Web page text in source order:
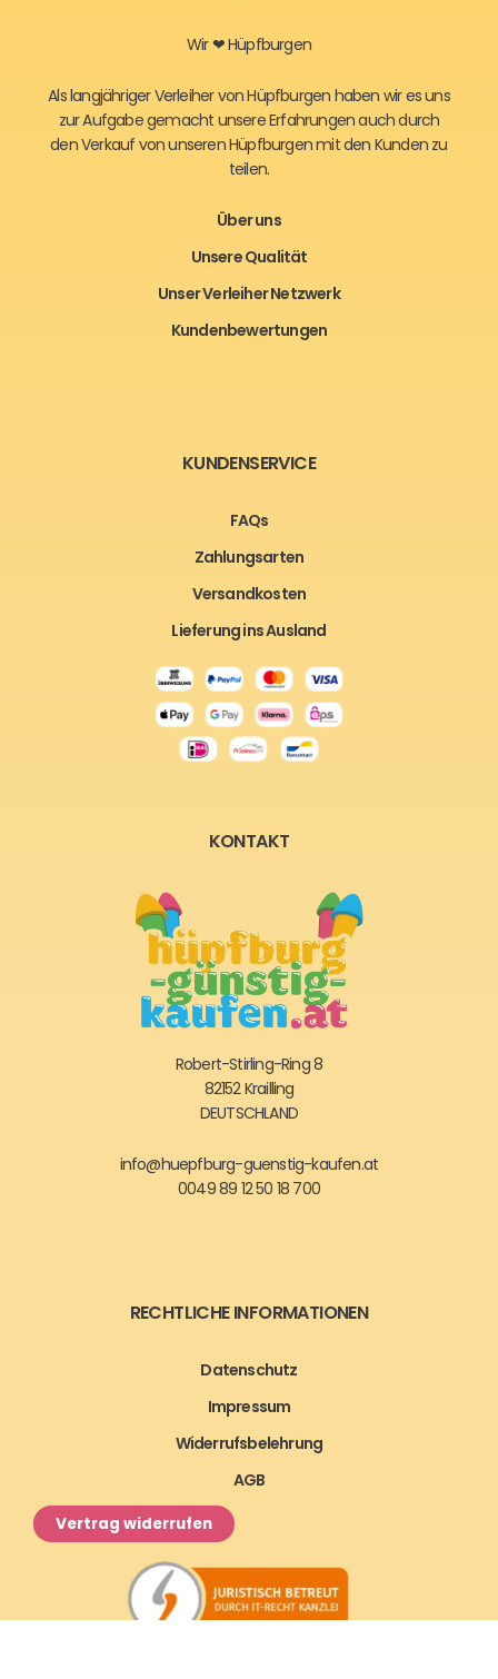
Wir ❤ Hüpfburgen
Als langjähriger Verleiher von Hüpfburgen haben wir es uns
zur Aufgabe gemacht unsere Erfahrungen auch durch
den Verkauf von unseren Hüpfburgen mit den Kunden zu
teilen.
Über uns
Unsere Qualität
Unser Verleiher Netzwerk
Kundenbewertungen
KUNDENSERVICE
FAQs
Zahlungsarten
Versandkosten
Lieferung ins Ausland
KONTAKT
Robert-Stirling-Ring 8
82152 Krailling
DEUTSCHLAND
info@huepfburg-guenstig-kaufen.at
0049 89 12 50 18 700
RECHTLICHE INFORMATIONEN
Datenschutz
Impressum
Widerrufsbelehrung
AGB
Vertrag widerrufen